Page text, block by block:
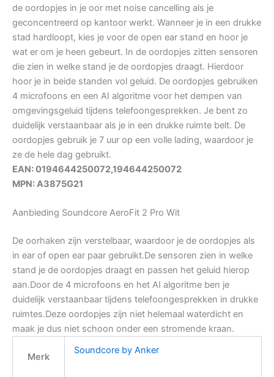
de oordopjes in je oor met noise cancelling als je
geconcentreerd op kantoor werkt. Wanneer je in een drukke
stad hardloopt, kies je voor de open ear stand en hoor je
wat er om je heen gebeurt. In de oordopjes zitten sensoren
die zien in welke stand je de oordopjes draagt. Hierdoor
hoor je in beide standen vol geluid. De oordopjes gebruiken
4 microfoons en een AI algoritme voor het dempen van
omgevingsgeluid tijdens telefoongesprekken. Je bent zo
duidelijk verstaanbaar als je in een drukke ruimte belt. De
oordopjes gebruik je 7 uur op een volle lading, waardoor je
ze de hele dag gebruikt.
EAN: 0194644250072,194644250072
MPN: A3875G21
Aanbieding Soundcore AeroFit 2 Pro Wit
De oorhaken zijn verstelbaar, waardoor je de oordopjes als
in ear of open ear paar gebruikt.De sensoren zien in welke
stand je de oordopjes draagt en passen het geluid hierop
aan.Door de 4 microfoons en het AI algoritme ben je
duidelijk verstaanbaar tijdens telefoongesprekken in drukke
ruimtes.Deze oordopjes zijn niet helemaal waterdicht en
maak je dus niet schoon onder een stromende kraan.
Merk
Soundcore by Anker